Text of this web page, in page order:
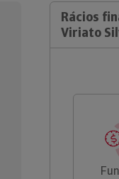
Rácios
Viriato